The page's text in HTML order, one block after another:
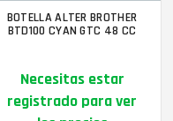
BOTELLA ALTER BROTHER
BTD100 CYAN GTC 48 CC
Necesitas estar
registrado para ver